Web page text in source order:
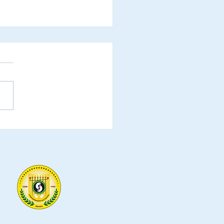
responsável
organização e
das solenidades